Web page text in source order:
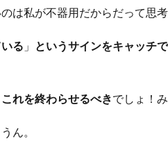
は私が不器用だからだって思
る 」 というサインをキャッチ
これを終わらせるべきでしょ！み
ん。